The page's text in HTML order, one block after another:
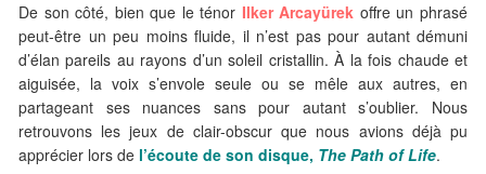
De son côté, bien que le ténor Ilker Arcayürek offre un phrasé
peut-être un peu moins fluide, il n’est pas pour autant démuni
d’élan pareils au rayons d’un soleil cristallin. À la fois chaude et
aiguisée, la voix s’envole seule ou se mêle aux autres, en
partageant ses nuances sans pour autant s’oublier. Nous
retrouvons les jeux de clair-obscur que nous avions déjà pu
apprécier lors de l’écoute de son disque, The Path of Life.